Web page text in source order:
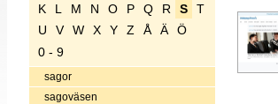
K
L M N O P Q R S
T
U
V W X Y Z Å Ä
Ö
0 - 9
sagor
sagoväsen